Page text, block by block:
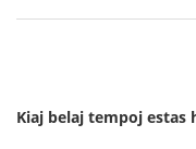
Kiaj belaj tempoj estas